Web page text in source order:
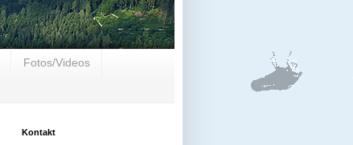
Fotos/Videos
Kontakt